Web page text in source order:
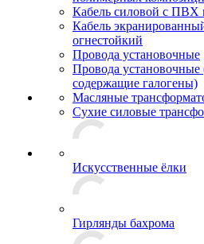
Кабель силовой с ПВХ
Кабель
огнестойкий
Провода установочные
Провода установочные
содержащие галогены)
Масляные
Сухие силовые
Искусственные ёлки
Гирлянды бахрома